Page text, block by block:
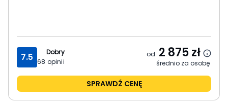
7.5
Dobry
68 opinii
od 2 875zł
średnio za osobę
SPRAWDŹ CENĘ